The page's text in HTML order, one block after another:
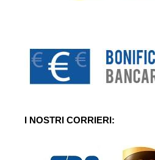
I NOSTRI CORRIERI: